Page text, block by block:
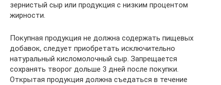
зернистый сыр или продукция с низким процентом
жирности.
Покупная продукция не должна содержать пищевых
добавок, следует приобретать исключительно
натуральный кисломолочный сыр. Запрещается
сохранять творог дольше 3 дней после покупки.
Открытая продукция должна съедаться в течение